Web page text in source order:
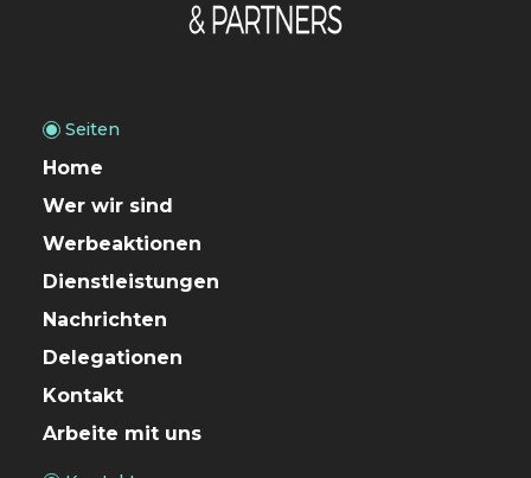
Seiten
Home
Wer wir sind
Werbeaktionen
Dienstleistungen
Nachrichten
Delegationen
Kontakt
Arbeite mit uns